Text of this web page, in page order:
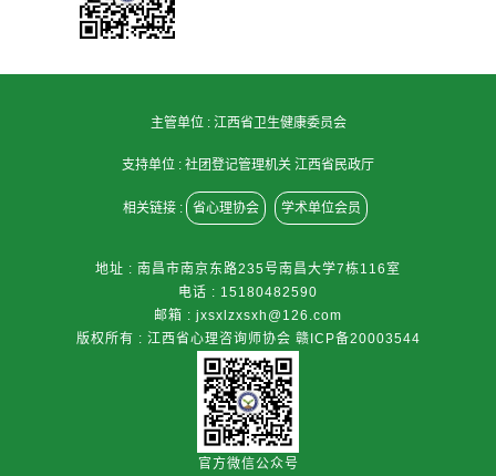
主管单位 : 江西省卫生健康委员会
支持单位 : 社团登记管理机关 江西省民政厅
相关链接 : 省心理协会 学术单位会员
地址 : 南昌市南京东路235号南昌大学7栋116室
电话 : 15180482590
邮箱 : jxsxlzxsxh@126.com
版权所有 : 江西省心理咨询师协会 赣ICP备20003544
官方微信公众号